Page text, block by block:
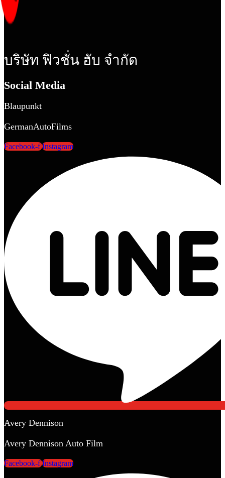
บริษัท ฟิวชั่น ฮับ จำกัด
Social Media
Blaupunkt
GermanAutoFilms
Facebook-f Instagram
Avery Dennison
Avery Dennison Auto Film
Facebook-f Instagram